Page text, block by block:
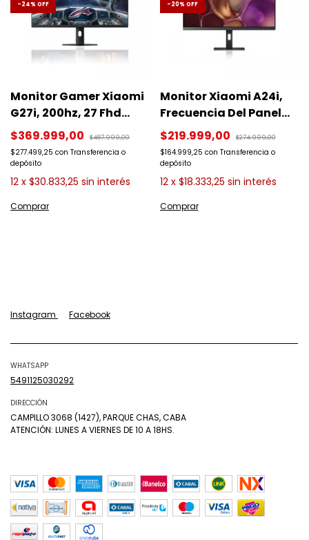
-24%OFF
Monitor Gamer Xiaomi
G27i, 200hz, 27 Fhd
Color Negro Negro
$369.999,00 $487.999,00
$277.499,25 con Transferencia o
depósito
12 x $30.833,25 sin interés
Comparar
-20%OFF
Monitor Xiaomi A24i,
Frecuencia Del Panel
(max.) 144hz, 24
Pulgadas, Resolucion
1920 X 1080 Fhd, Color
Negro 2026
$219.999,00 $274.999,00
$164.999,25 con Transferencia o
depósito
12 x $18.333,25 sin interés
Instagram Facebook
WHATSAPP
5491125030292
DIRECCIÓN
CAMPILLO 3068 (1427), PARQUE CHAS, CABA